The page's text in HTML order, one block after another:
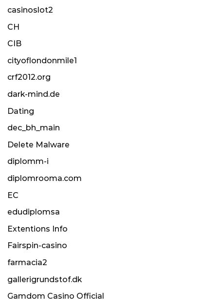
casinoslot2
CH
CIB
cityoflondonmile1
crf2012.org
dark-mind.de
Dating
dec_bh_main
Delete Malware
diplomm-i
diplomrooma.com
EC
edudiplomsa
Extentions Info
Fairspin-casino
farmacia2
gallerigrundstof.dk
Gamdom Casino Official